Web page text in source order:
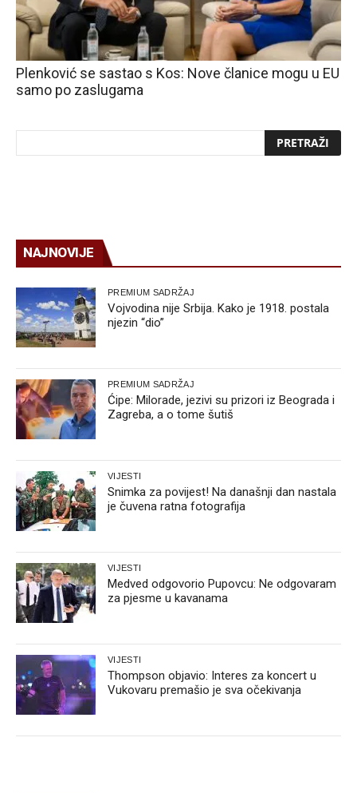
Plenković se sastao s Kos: Nove članice mogu u EU
samo po zaslugama
NAJNOVIJE
PREMIUM SADRŽAJ
Vojvodina nije Srbija. Kako je 1918. postala
njezin “dio”
PREMIUM SADRŽAJ
Ćipe: Milorade, jezivi su prizori iz Beograda i
Zagreba, a o tome šutiš
VIJESTI
Snimka za povijest! Na današnji dan nastala
je čuvena ratna fotografija
VIJESTI
Medved odgovorio Pupovcu: Ne odgovaram
za pjesme u kavanama
VIJESTI
Thompson objavio: Interes za koncert u
Vukovaru premašio je sva očekivanja